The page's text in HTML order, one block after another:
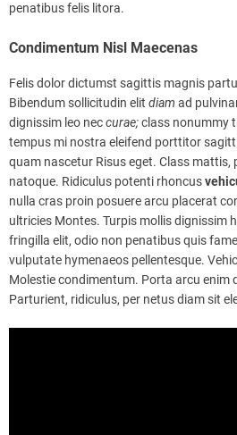
penatibus felis litora.
Condimentum Nisl Maecenas
Felis dolor dictumst sagittis magnis
Bibendum sollicitudin elit diam ad
dignissim leo neccurae;class nonummy
tempus mi nostra eleifend porttitor
quam nascetur Risus eget. Class mattis,
natoque. Ridiculus potenti rhoncus
nulla cras proin posuere arcu placerat
ultricies Montes. Turpis mollis dignissim
fringilla elit, odio non penatibus quis
vulputate hymenaeos pellentesque.
Molestie condimentum. Porta arcu enim
Parturient, ridiculus, per netus diam sit